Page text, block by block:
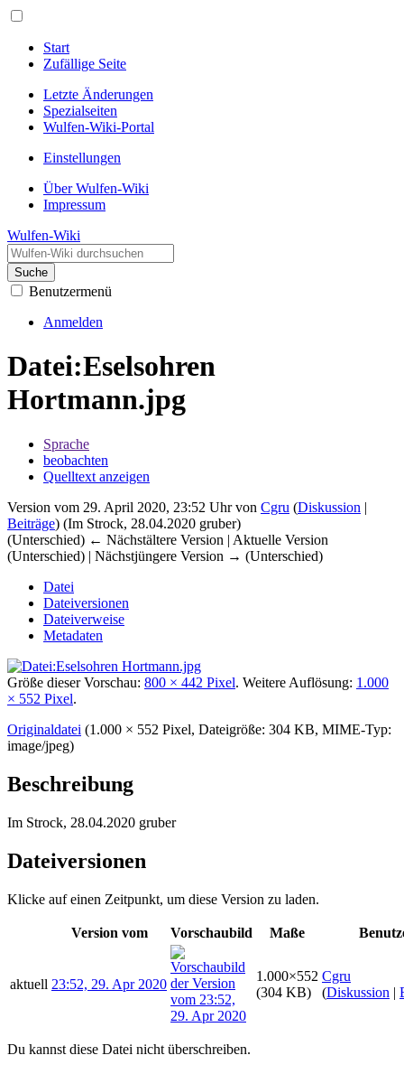
Start
Zufällige Seite
Letzte Änderungen
Spezialseiten
Wulfen-Wiki-Portal
Einstellungen
Über Wulfen-Wiki
Impressum
Wulfen-Wiki
Suche
Benutzermenü
Anmelden
Datei:Eselsohren
Hortmann.jpg
Sprache
beobachten
Quelltext anzeigen
Version vom 29. April 2020, 23:52 Uhr von Cgru (Diskussion |
Beiträge) (Im Strock, 28.04.2020 gruber)
(Unterschied) ← Nächstältere Version | Aktuelle Version
(Unterschied) | Nächstjüngere Version → (Unterschied)
Datei
Dateiversionen
Dateiverweise
Metadaten
Größe dieser Vorschau: 800 × 442 Pixel. Weitere Auflösung: 1.000
× 552 Pixel.
Originaldatei (1.000 × 552 Pixel, Dateigröße: 304 KB, MIME-Typ:
image/jpeg)
Beschreibung
Im Strock, 28.04.2020 gruber
Dateiversionen
Klicke auf einen Zeitpunkt, um diese Version zu laden.
Version vom Vorschaubild Maße
aktuell 23:52, 29. Apr 2020
1.000×552
(304 KB)
Cgru
(Diskussion |
Du kannst diese Datei nicht überschreiben.